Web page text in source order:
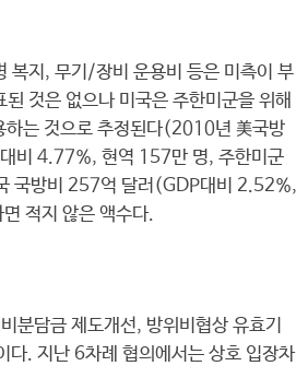
복지, 무기/장비 운용비 등은 미측이 부
것은 없으나 미국은 주한미군을 위해
하는 것으로 추정된다(2010년 美국방
비 4.77%, 현역 157만 명, 주한미군
국방비 257억 달러(GDP대비 2.52%,
적지 않은 액수다.
분담금 제도개선, 방위비협상 유효기
다. 지난 6차례 협의에서는 상호 입장차